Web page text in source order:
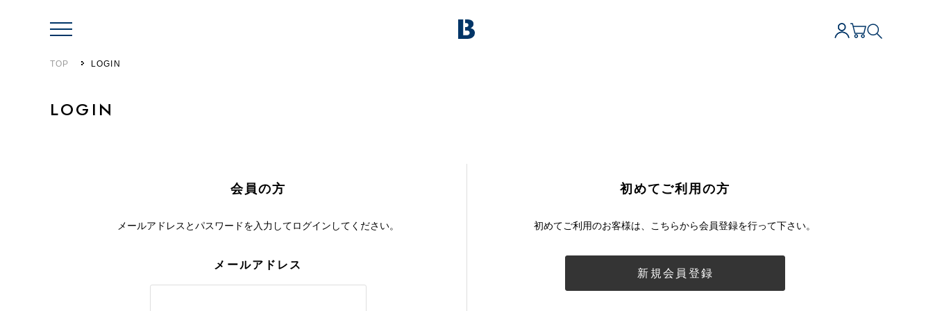
TOP LOGIN
LOGIN
会員の方
メールアドレスとパスワードを入力してログインしてください。
メールアドレス
初めてご利用の方
初めてご利用のお客様は、こちらから会員登録を行って下さい。
新規会員登録